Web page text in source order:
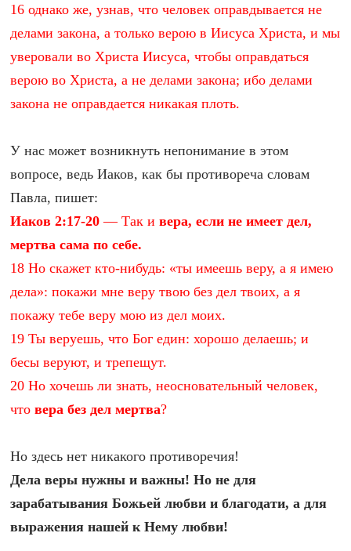
16 однако же, узнав, что человек оправдывается не
делами закона, а только верою в Иисуса Христа, и мы
уверовали во Христа Иисуса, чтобы оправдаться
верою во Христа, а не делами закона; ибо делами
закона не оправдается никакая плоть.
У нас может возникнуть непонимание в этом
вопросе, ведь Иаков, как бы противореча словам
Павла, пишет:
Иаков 2:17-20 — Так ивера, если не имеет дел,
мертва сама по себе.
18 Но скажет кто-нибудь: «ты имеешь веру, а я имею
дела»: покажи мне веру твою без дел твоих, а я
покажу тебе веру мою из дел моих.
19 Ты веруешь, что Бог един: хорошо делаешь; и
бесы веруют, и трепещут.
20 Но хочешь ли знать, неосновательный человек,
чтовера без дел мертва?
Но здесь нет никакого противоречия!
Дела веры нужны и важны! Но не для
зарабатывания Божьей любви и благодати, а для
выражения нашей к Нему любви!